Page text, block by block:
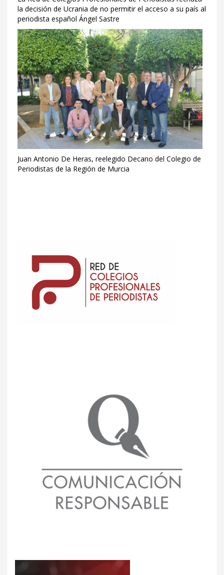
la decisión de Ucrania de no permitir el acceso a su país al
periodista español Ángel Sastre
Juan Antonio De Heras, reelegido Decano del Colegio de
Periodistas de la Región de Murcia